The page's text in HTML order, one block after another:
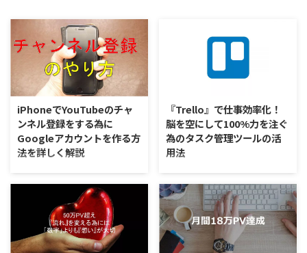
iPhoneでYouTubeのチャ
ンネル登録をする為に
Googleアカウントを作る方
法を詳しく解説
YouTubeを配信しております。そ
のお客様曰く、iPhoneで
YouTubeのチャンネル登録をしよ
うと思ったら、Googleのアカウ
ントがないとできないと表示され
『Trello』で仕事効率化！
脳を空にして100%力を注ぐ
為のタスク管理ツールの活
用法
ていると様々なタスクが出てく
る。 タスクが少ない人やタスク
が多すぎる人など様々であるが、
一つの仕事に100%集中して力を
注ぐ為には脳の容量を空けておい